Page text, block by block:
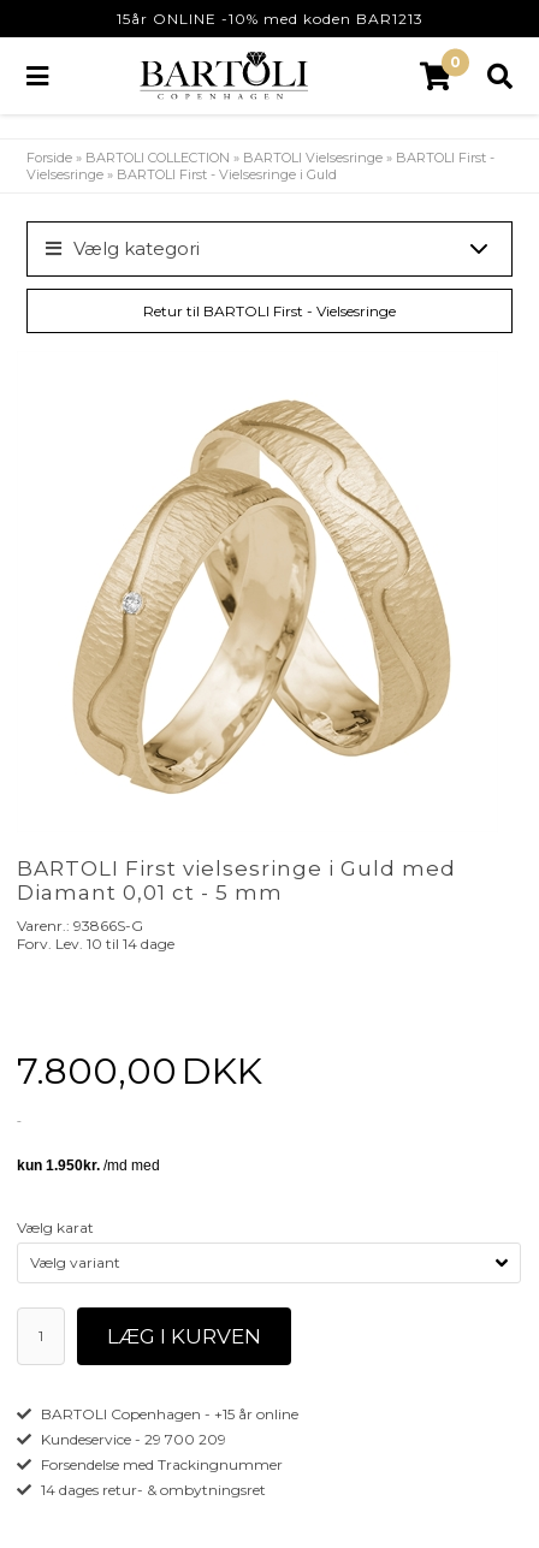
15år ONLINE -10% med koden BAR1213
0
Forside » BARTOLI COLLECTION » BARTOLI Vielsesringe » BARTOLI First -
Vielsesringe » BARTOLI First - Vielsesringe i Guld
Vælg kategori
Retur til BARTOLI First - Vielsesringe
BARTOLI First vielsesringe i Guld med
Diamant 0,01 ct - 5 mm
Varenr.:93866S-G
Forv. Lev. 10 til 14 dage
7.800,00 DKK
Vælg karat
BARTOLI Copenhagen - +15 år online
Kundeservice - 29 700 209
Forsendelse med Trackingnummer
14 dages retur- & ombytningsret